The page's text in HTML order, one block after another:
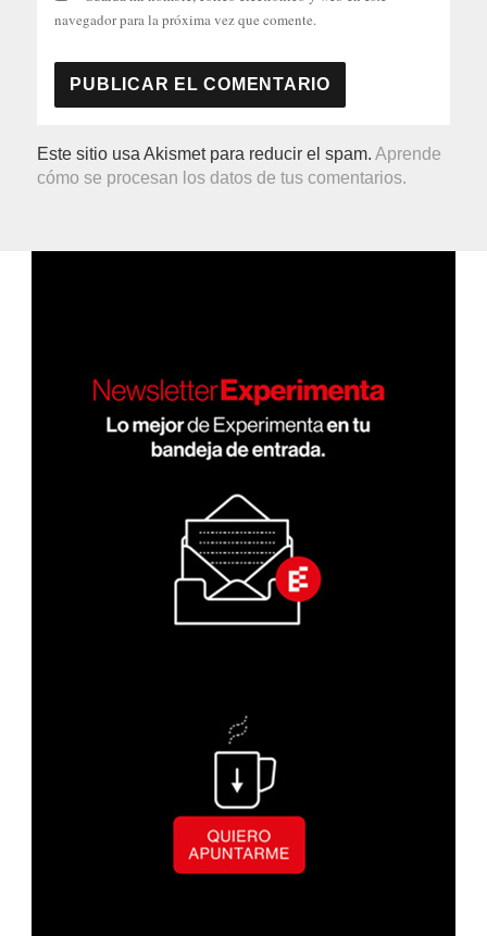
navegador para la próxima vez que comente.
Este sitio usa Akismet para reducir el spam.Aprende
cómo se procesan los datos de tus comentarios.